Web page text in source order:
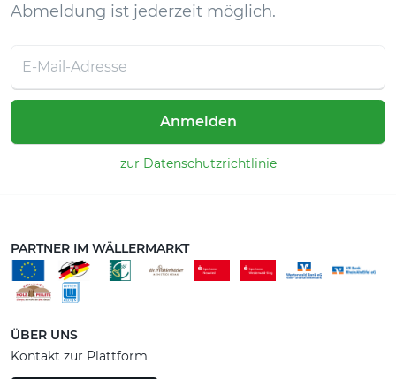
Abmeldung ist jederzeit möglich.
Anmelden
zur Datenschutzrichtlinie
PARTNER IM WÄLLERMARKT
ÜBER UNS
Kontakt zur Plattform